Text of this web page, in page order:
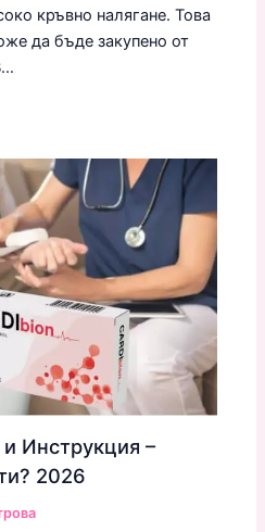
кръвно налягане. Това
да бъде закупено от
Инструкция –
2026